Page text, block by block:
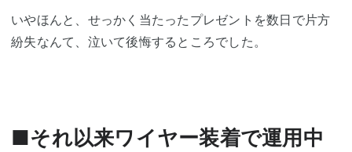
いやほんと、せっかく当たったプレゼントを数日で片方
紛失なんて、泣いて後悔するところでした。
■それ以来ワイヤー装着で運用中